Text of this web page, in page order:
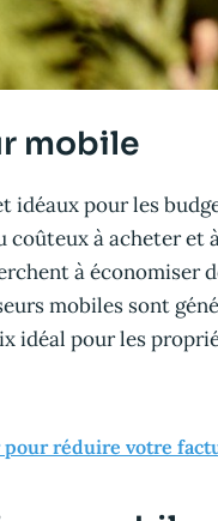
mobile
pour les
à acheter et
à économiser
mobiles sont
idéal pour les
réduire votre